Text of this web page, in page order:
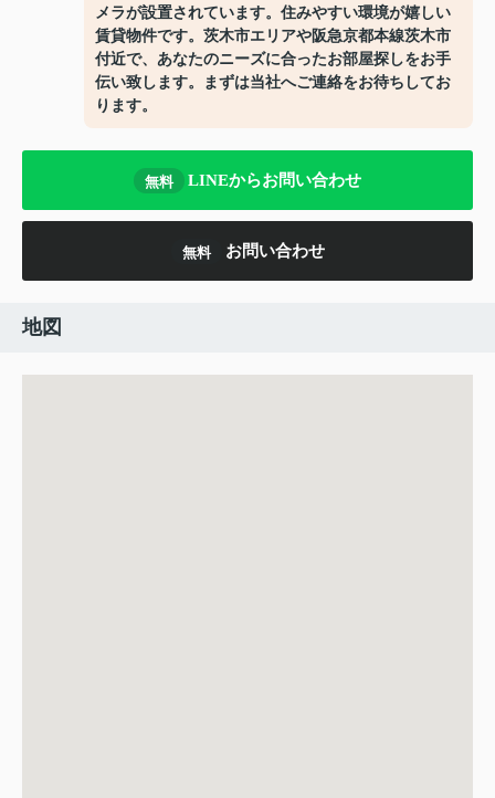
メラが設置されています。住みやすい環境が嬉しい
賃貸物件です。茨木市エリアや阪急京都本線茨木市
付近で、あなたのニーズに合ったお部屋探しをお手
伝い致します。まずは当社へご連絡をお待ちしてお
ります。
無料 LINEからお問い合わせ
無料 お問い合わせ
地図